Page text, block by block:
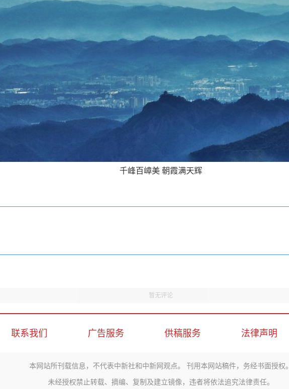
千峰百嶂美 朝霞满天辉
暂无评论
联系我们 广告服务 供稿服务 法律声明
本网站所刊载信息，不代表中新社和中新网观点。 刊用本网站稿件，务经书面授权。
未经授权禁止转载、摘编、复制及建立镜像，违者将依法追究法律责任。